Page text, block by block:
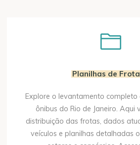
Planilhas de Frota
Explore o levantamento completo
ônibus do Rio de Janeiro. Aqui
distribuição das frotas, dados
veículos e planilhas detalhadas